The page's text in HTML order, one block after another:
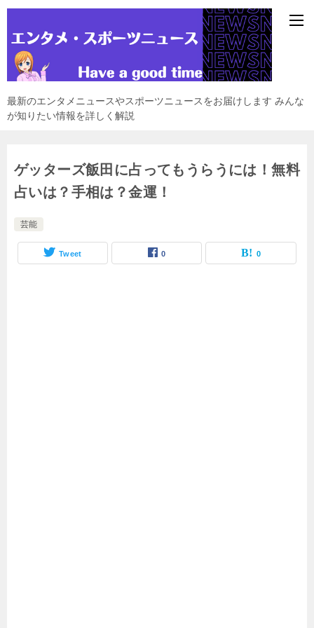
最新のエンタメニュースやスポーツニュースをお届けします みんな
が知りたい情報を詳しく解説
ゲッターズ飯田に占ってもうらうには！無料
占いは？手相は？金運！
芸能
Tweet 0 0